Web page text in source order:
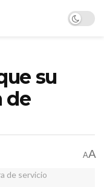
su
de
AA